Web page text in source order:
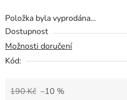
Položka byla vyprodána…
Dostupnost
Možnosti doručení
Kód:
190 Kč –10 %